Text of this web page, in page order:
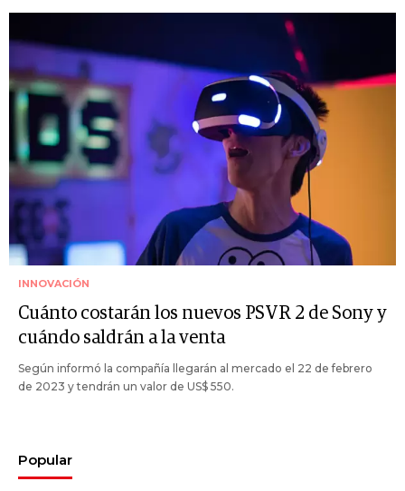
INNOVACIÓN
Cuánto costarán los nuevos PSVR 2 de Sony y
cuándo saldrán a la venta
Según informó la compañía llegarán al mercado el 22 de febrero
de 2023 y tendrán un valor de US$ 550.
Popular